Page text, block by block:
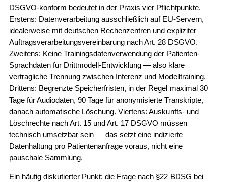
DSGVO-konform bedeutet in der Praxis vier Pflichtpunkte.
Erstens: Datenverarbeitung ausschließlich auf EU-Servern,
idealerweise mit deutschen Rechenzentren und expliziter
Auftragsverarbeitungsvereinbarung nach Art. 28 DSGVO.
Zweitens: Keine Trainingsdatenverwendung der Patienten-
Sprachdaten für Drittmodell-Entwicklung — also klare
vertragliche Trennung zwischen Inferenz und Modelltraining.
Drittens: Begrenzte Speicherfristen, in der Regel maximal 30
Tage für Audiodaten, 90 Tage für anonymisierte Transkripte,
danach automatische Löschung. Viertens: Auskunfts- und
Löschrechte nach Art. 15 und Art. 17 DSGVO müssen
technisch umsetzbar sein — das setzt eine indizierte
Datenhaltung pro Patientenanfrage voraus, nicht eine
pauschale Sammlung.
Ein häufig diskutierter Punkt: die Frage nach §22 BDSG bei